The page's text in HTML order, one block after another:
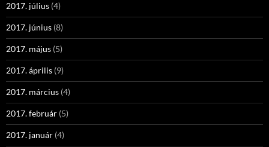
2017. július (4)
2017. június (8)
2017. május (5)
2017. április (9)
2017. március (4)
2017. február (5)
2017. január (4)